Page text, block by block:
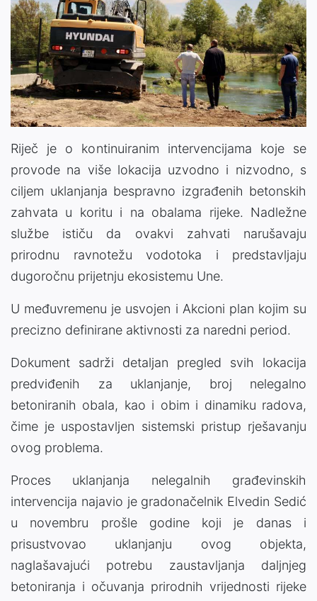
Riječ je o kontinuiranim intervencijama koje se
provode na više lokacija uzvodno i nizvodno, s
ciljem uklanjanja bespravno izgrađenih betonskih
zahvata u koritu i na obalama rijeke. Nadležne
službe ističu da ovakvi zahvati narušavaju
prirodnu ravnotežu vodotoka i predstavljaju
dugoročnu prijetnju ekosistemu Une.
U međuvremenu je usvojen i Akcioni plan kojim su
precizno definirane aktivnosti za naredni period.
Dokument sadrži detaljan pregled svih lokacija
predviđenih za uklanjanje, broj nelegalno
betoniranih obala, kao i obim i dinamiku radova,
čime je uspostavljen sistemski pristup rješavanju
ovog problema.
Proces uklanjanja nelegalnih građevinskih
intervencija najavio je gradonačelnik Elvedin Sedić
u novembru prošle godine koji je danas i
prisustvovao uklanjanju ovog objekta,
naglašavajući potrebu zaustavljanja daljnjeg
betoniranja i očuvanja prirodnih vrijednosti rijeke